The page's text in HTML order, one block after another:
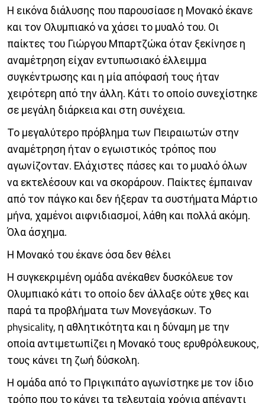
Η εικόνα διάλυσης που παρουσίασε η Μονακό έκανε
και τον Ολυμπιακό να χάσει το μυαλό του. Οι
παίκτες του Γιώργου Μπαρτζώκα όταν ξεκίνησε η
αναμέτρηση είχαν εντυπωσιακό έλλειμμα
συγκέντρωσης και η μία απόφασή τους ήταν
χειρότερη από την άλλη. Κάτι το οποίο συνεχίστηκε
σε μεγάλη διάρκεια και στη συνέχεια.
Το μεγαλύτερο πρόβλημα των Πειραιωτών στην
αναμέτρηση ήταν ο εγωιστικός τρόπος που
αγωνίζονταν. Ελάχιστες πάσες και το μυαλό όλων
να εκτελέσουν και να σκοράρουν. Παίκτες έμπαιναν
από τον πάγκο και δεν ήξεραν τα συστήματα Μάρτιο
μήνα, χαμένοι αιφνιδιασμοί, λάθη και πολλά ακόμη.
Όλα άσχημα.
Η Μονακό του έκανε όσα δεν θέλει
Η συγκεκριμένη ομάδα ανέκαθεν δυσκόλευε τον
Ολυμπιακό κάτι το οποίο δεν άλλαξε ούτε χθες και
παρά τα προβλήματα των Μονεγάσκων. Το
physicality, η αθλητικότητα και η δύναμη με την
οποία αντιμετωπίζει η Μονακό τους ερυθρόλευκους,
τους κάνει τη ζωή δύσκολη.
Η ομάδα από το Πριγκιπάτο αγωνίστηκε με τον ίδιο